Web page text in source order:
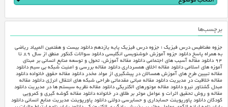
برچسب‌ها
جزوه مغناطیس درس فیزیک ؛ جزوه درس فیزیک پایه یازدهم دانلود بیست و هفتمین المپیاد ریاضی
به همراه پاسخ دانلود جزوه آموزش خوشنویسی انگلیسی
دانلود سوالات کنکور منطق از سال ۸۹ تا
۹۴ دانلود مقاله آسیب های اجتماعی دانلود مقاله آموزش، تحول و توسعه منابع انسانی بر مبنای
آموزه های اسلامی‎ دانلود مقاله اخلاق همسرداری دانلود مقاله بررسی و امنیت شبکه بی سیم دانلود
مقاله تبیین طرح های آموزش همسالان در پیشگیری از مواد مخدر دانلود مقاله حقوق خانواده دانلود
مقاله خلاقیت در مدیریت دانلود مقاله مبانی مقدماتی طراحی شبکه های انتقال انرژی دانلود مقاله
مبدل گشتاور نیرو دانلود مقاله موتورهای الکتریکی دانلود مقاله نظریه سیستم ها در مدیریت دانلود
مقاله و روش تحقیق اثرات و عوامل موثر بر طلاق در خانواده دانلود مقاله گوشه گیری و کمرویی
کودکان دانلود پاورپوینت حسابداری و حسابرسی دولتی دانلود پاورپوینت مدیریت منابع انسانی دانلود